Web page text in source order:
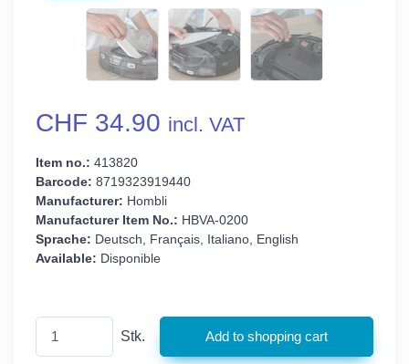
CHF 34.90 incl. VAT
Item no.: 413820
Barcode: 8719323919440
Manufacturer: Hombli
Manufacturer Item No.: HBVA-0200
Sprache: Deutsch, Français, Italiano, English
Available: Disponible
Stk.